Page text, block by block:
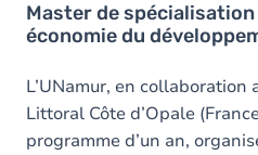
Master de
économie du
L’UNamur, en collaboration
Littoral Côte d’Opale
programme d’un an,